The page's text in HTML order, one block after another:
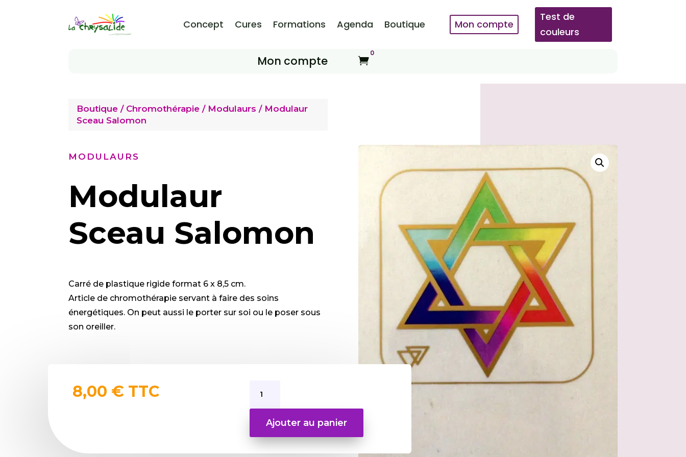
Concept Cures Formations Agenda Boutique Mon compte
Test de
couleurs
Mon compte 
0
Boutique / Chromothérapie / Modulaurs / Modulaur
Sceau Salomon
MODULAURS
Modulaur
Sceau Salomon
Carré de plastique rigide format 6 x 8,5 cm.
Article de chromothérapie servant à faire des soins
énergétiques. On peut aussi le porter sur soi ou le poser sous
son oreiller.
8,00 € TTC
Modulaur
SceauAjouter au panier